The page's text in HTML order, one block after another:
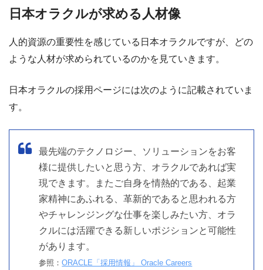
日本オラクルが求める人材像
人的資源の重要性を感じている日本オラクルですが、どの
ような人材が求められているのかを見ていきます。
日本オラクルの採用ページには次のように記載されていま
す。
最先端のテクノロジー、ソリューションをお客
様に提供したいと思う方、オラクルであれば実
現できます。またご自身を情熱的である、起業
家精神にあふれる、革新的であると思われる方
やチャレンジングな仕事を楽しみたい方、オラ
クルには活躍できる新しいポジションと可能性
があります。
参照：ORACLE「採用情報」 Oracle Careers